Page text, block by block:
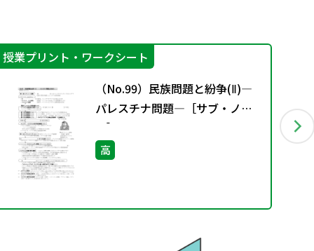
授業プリント・ワークシート
（No.99）民族問題と紛争(Ⅱ)―
パレスチナ問題―［サブ・ノー
ト］
高